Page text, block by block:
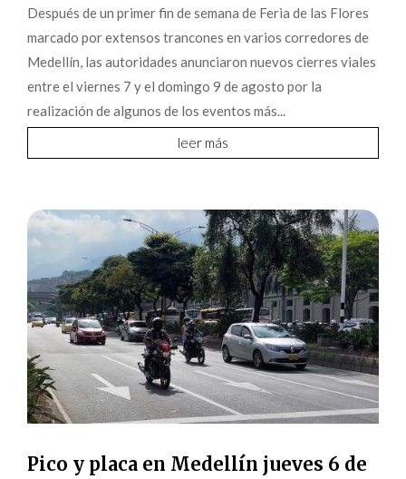
Después de un primer fin de semana de Feria de las Flores
marcado por extensos trancones en varios corredores de
Medellín, las autoridades anunciaron nuevos cierres viales
entre el viernes 7 y el domingo 9 de agosto por la
realización de algunos de los eventos más...
leer más
Pico y placa en Medellín jueves 6 de